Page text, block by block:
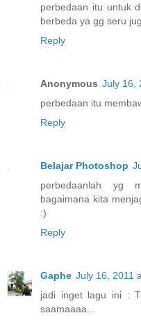
perbedaan itu untuk
berbeda ya gg seru
Reply
Anonymous July 16,
perbedaan itu
Reply
Belajar Photoshop
perbedaanlah yg
bagaimana kita
:)
Reply
Gaphe July 16, 2011
jadi inget lagu ini :
saamaaaa...